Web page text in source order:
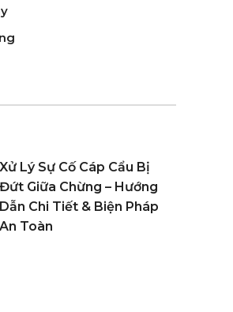
Xử Lý Sự Cố Cáp Cẩu Bị
Đứt Giữa Chừng – Hướng
Dẫn Chi Tiết & Biện Pháp
An Toàn